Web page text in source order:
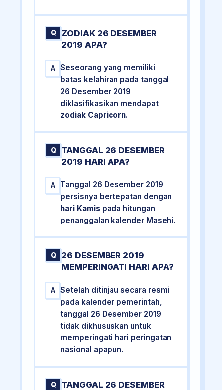
Q
ZODIAK 26 DESEMBER
2019 APA?
A
Seseorang yang memiliki
batas kelahiran pada tanggal
26 Desember 2019
diklasifikasikan mendapat
zodiak Capricorn.
Q
TANGGAL 26 DESEMBER
2019 HARI APA?
A
Tanggal 26 Desember 2019
persisnya bertepatan dengan
hari Kamis pada hitungan
penanggalan kalender Masehi.
Q
26 DESEMBER 2019
MEMPERINGATI HARI APA?
A
Setelah ditinjau secara resmi
pada kalender pemerintah,
tanggal 26 Desember 2019
tidak dikhususkan untuk
memperingati hari peringatan
nasional apapun.
Q
TANGGAL 26 DESEMBER